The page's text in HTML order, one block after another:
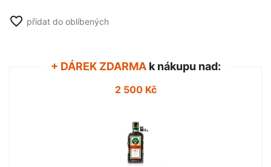
favorite_border přidat do oblíbených
+ DÁREK ZDARMAk nákupu nad:
2 500 Kč